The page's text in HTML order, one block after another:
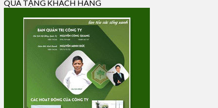
QUÀ TẶNG KHÁCH HÀNG